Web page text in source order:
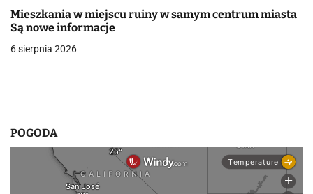
i
s
Mieszkania w miejscu ruiny w samym centrum miasta
Są nowe informacje
6 sierpnia 2026
POGODA